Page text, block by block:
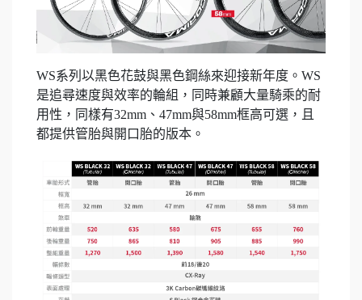
WS系列以黑色花鼓與黑色鋼絲來迎接新年度。WS
是追尋速度與效率的輪組，同時兼顧大量騎乘的耐
用性，同樣有32mm、47mm與58mm框高可選，且
都提供管胎與開口胎的版本。